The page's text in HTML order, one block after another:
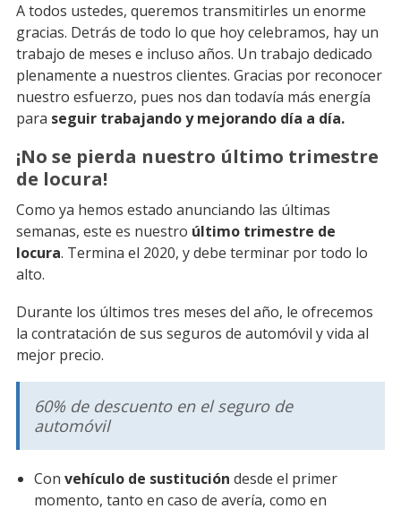
A todos ustedes, queremos transmitirles un enorme
gracias. Detrás de todo lo que hoy celebramos, hay un
trabajo de meses e incluso años. Un trabajo dedicado
plenamente a nuestros clientes. Gracias por reconocer
nuestro esfuerzo, pues nos dan todavía más energía
para seguir trabajando y mejorando día a día.
¡No se pierda nuestro último trimestre
de locura!
Como ya hemos estado anunciando las últimas
semanas, este es nuestro último trimestre de
locura. Termina el 2020, y debe terminar por todo lo
alto.
Durante los últimos tres meses del año, le ofrecemos
la contratación de sus seguros de automóvil y vida al
mejor precio.
60% de descuento en el seguro de
automóvil
Con vehículo de sustitución desde el primer
momento, tanto en caso de avería, como en